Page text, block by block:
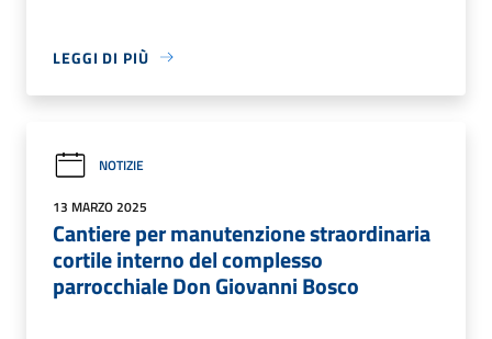
LEGGI DI PIÙ
NOTIZIE
13 MARZO 2025
Cantiere per manutenzione straordinaria
cortile interno del complesso
parrocchiale Don Giovanni Bosco